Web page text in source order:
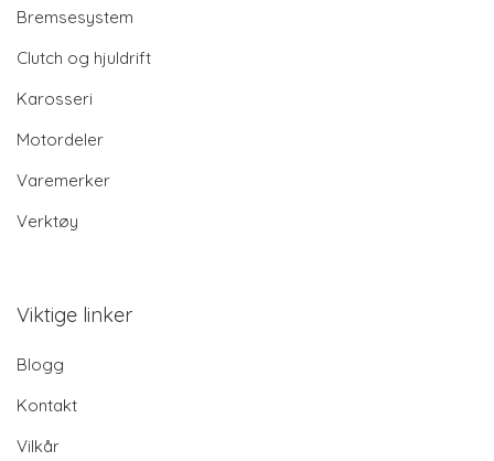
Bremsesystem
Clutch og hjuldrift
Karosseri
Motordeler
Varemerker
Verktøy
Viktige linker
Blogg
Kontakt
Vilkår